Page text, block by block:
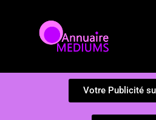
Votre Publicité